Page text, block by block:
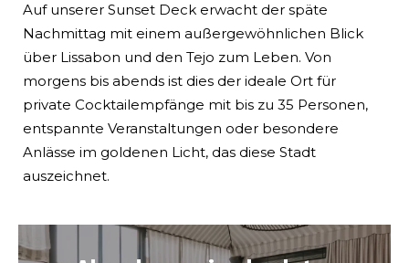
Auf unserer Sunset Deck erwacht der späte
Nachmittag mit einem außergewöhnlichen Blick
über Lissabon und den Tejo zum Leben. Von
morgens bis abends ist dies der ideale Ort für
private Cocktailempfänge mit bis zu 35 Personen,
entspannte Veranstaltungen oder besondere
Anlässe im goldenen Licht, das diese Stadt
auszeichnet.